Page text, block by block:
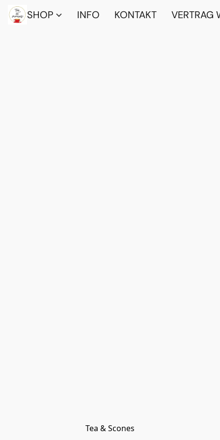
SHOP INFO KONTAKT VERTRAG
Tea & Scones